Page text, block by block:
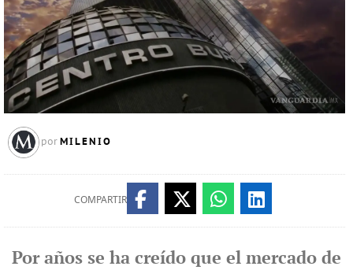
por MILENIO
COMPARTIR
Por años se ha creído que el mercado de